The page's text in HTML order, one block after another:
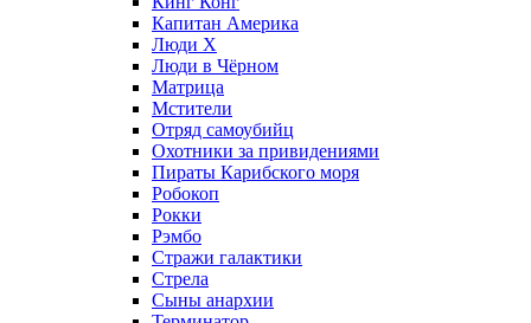
Капитан Америка
Люди X
Люди в Чёрном
Матрица
Мстители
Отряд самоубийц
Охотники за привидениями
Пираты Карибского моря
Робокоп
Рокки
Рэмбо
Стражи галактики
Стрела
Сыны анархии